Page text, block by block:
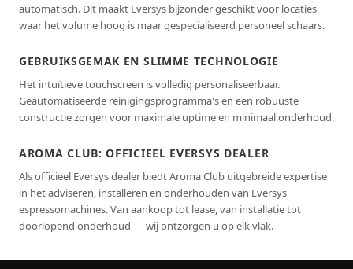
automatisch. Dit maakt Eversys bijzonder geschikt voor locaties
waar het volume hoog is maar gespecialiseerd personeel schaars.
GEBRUIKSGEMAK EN SLIMME TECHNOLOGIE
Het intuïtieve touchscreen is volledig personaliseerbaar.
Geautomatiseerde reinigingsprogramma's en een robuuste
constructie zorgen voor maximale uptime en minimaal onderhoud.
AROMA CLUB: OFFICIEEL EVERSYS DEALER
Als officieel Eversys dealer biedt Aroma Club uitgebreide expertise
in het adviseren, installeren en onderhouden van Eversys
espressomachines. Van aankoop tot lease, van installatie tot
doorlopend onderhoud — wij ontzorgen u op elk vlak.